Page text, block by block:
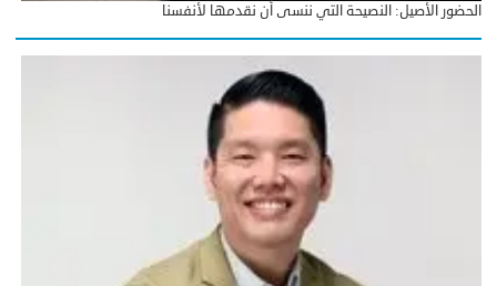
الحضور الأصيل: النصيحة التي ننسى أن نقدمها لأنفسنا